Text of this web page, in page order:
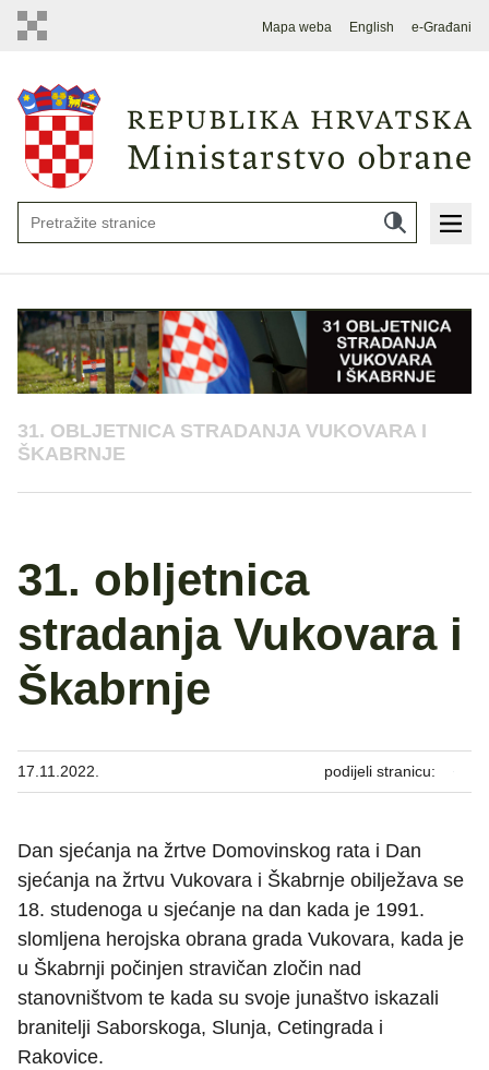
Mapa weba English e-Građani
31. OBLJETNICA STRADANJA VUKOVARA I
ŠKABRNJE
31. obljetnica
stradanja Vukovara i
Škabrnje
17.11.2022. podijeli stranicu:
Dan sjećanja na žrtve Domovinskog rata i Dan
sjećanja na žrtvu Vukovara i Škabrnje obilježava se
18. studenoga u sjećanje na dan kada je 1991.
slomljena herojska obrana grada Vukovara, kada je
u Škabrnji počinjen stravičan zločin nad
stanovništvom te kada su svoje junaštvo iskazali
branitelji Saborskoga, Slunja, Cetingrada i
Rakovice.